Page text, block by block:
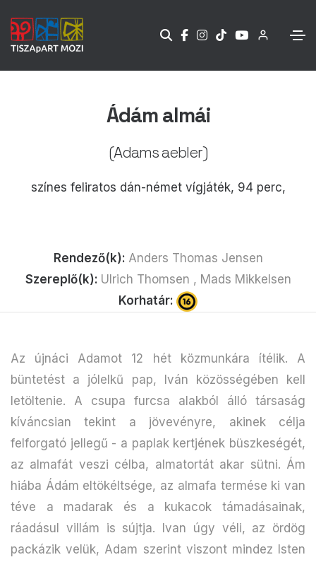
Ádám almái
(Adams aebler)
színes feliratos dán-német vígjáték, 94 perc,
Rendező(k): Anders Thomas Jensen
Szereplő(k): Ulrich Thomsen , Mads Mikkelsen
Korhatár:
Az újnáci Adamot 12 hét közmunkára ítélik. A
büntetést a jólelkű pap, Iván közösségében kell
letöltenie. A csupa furcsa alakból álló társaság
kíváncsian tekint a jövevényre, akinek célja
felforgató jellegű - a paplak kertjének büszkeségét,
az almafát veszi célba, almatortát akar sütni. Ám
hiába Ádám eltökéltsége, az almafa termése ki van
téve a madarak és a kukacok támadásainak,
ráadásul villám is sújtja. Ivan úgy véli, az ördög
packázik velük, Adam szerint viszont mindez Isten